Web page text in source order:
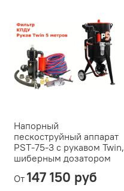
Напорный
пескоструйный аппарат
PST-75-3 с рукавом Twin,
шиберным дозатором
От 147 150 руб